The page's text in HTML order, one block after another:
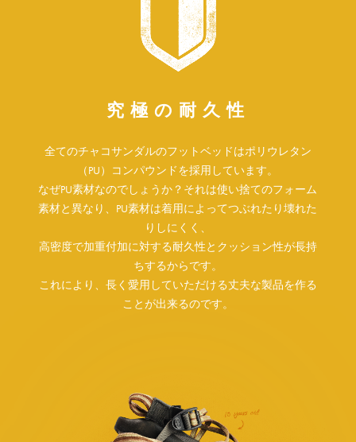
究極の耐久性
全てのチャコサンダルのフットベッドはポリウレタン
（PU）コンパウンドを採用しています。
なぜPU素材なのでしょうか？それは使い捨てのフォーム
素材と異なり、PU素材は着用によってつぶれたり壊れた
りしにくく、
高密度で加重付加に対する耐久性とクッション性が長持
ちするからです。
これにより、長く愛用していただける丈夫な製品を作る
ことが出来るのです。